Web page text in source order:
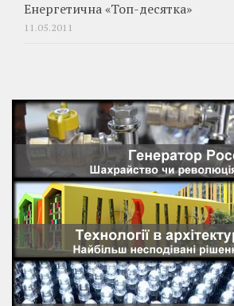
Енергетична «Топ-десятка»
11.05.2011